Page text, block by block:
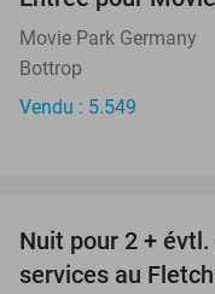
Movie Park Germany
Bottrop
Vendu : 5.549
Nuit pour 2 +
services au